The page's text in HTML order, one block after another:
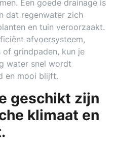
Een goede drainage is
dat regenwater zich
en tuin veroorzaakt.
afvoersysteem,
of grindpaden, kun je
water snel wordt
en mooi blijft.
geschikt zijn
klimaat en